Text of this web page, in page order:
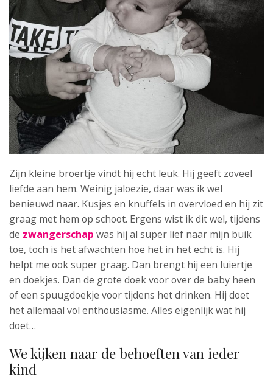
Zijn kleine broertje vindt hij echt leuk. Hij geeft zoveel
liefde aan hem. Weinig jaloezie, daar was ik wel
benieuwd naar. Kusjes en knuffels in overvloed en hij zit
graag met hem op schoot. Ergens wist ik dit wel, tijdens
de zwangerschap was hij al super lief naar mijn buik
toe, toch is het afwachten hoe het in het echt is. Hij
helpt me ook super graag. Dan brengt hij een luiertje
en doekjes. Dan de grote doek voor over de baby heen
of een spuugdoekje voor tijdens het drinken. Hij doet
het allemaal vol enthousiasme. Alles eigenlijk wat hij
doet…
We kijken naar de behoeften van ieder
kind